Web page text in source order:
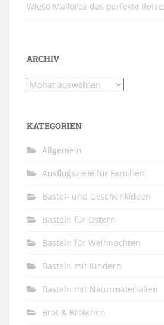
Wieso Mallorca das perfekte
ARCHIV
Archiv
KATEGORIEN
Allgemein
Ausflugsziele für Familien
Bastel- und Geschenkideen
Basteln für Ostern
Basteln für Weihnachten
Basteln mit Kindern
Basteln mit Naturmaterialien
Brot & Brötchen